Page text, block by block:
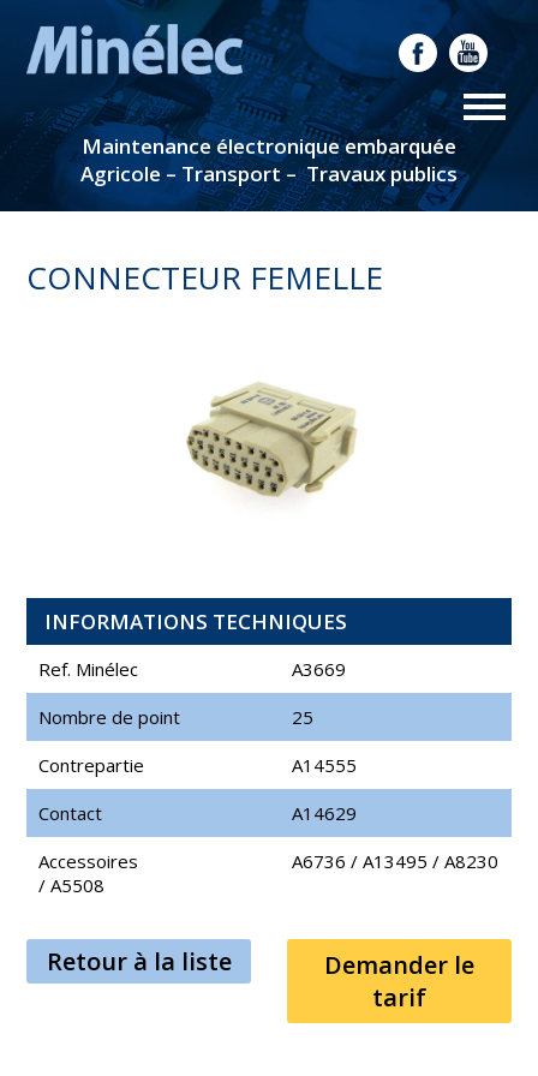
Maintenance électronique embarquée
Agricole – Transport – Travaux publics
CONNECTEUR FEMELLE
INFORMATIONS TECHNIQUES
Ref. Minélec
A3669
Nombre de point
25
Contrepartie
A14555
Contact
A14629
Accessoires
A6736/A13495/A8230
/A5508
Retour à la liste
Demander le
tarif